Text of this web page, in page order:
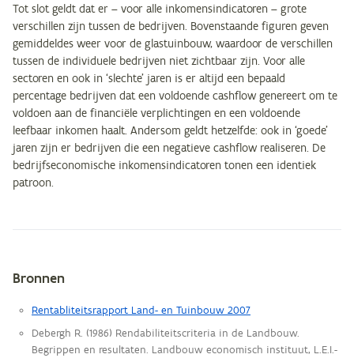
Tot slot geldt dat er – voor alle inkomensindicatoren – grote
verschillen zijn tussen de bedrijven. Bovenstaande figuren geven
gemiddeldes weer voor de glastuinbouw, waardoor de verschillen
tussen de individuele bedrijven niet zichtbaar zijn. Voor alle
sectoren en ook in ‘slechte’ jaren is er altijd een bepaald
percentage bedrijven dat een voldoende cashflow genereert om te
voldoen aan de financiële verplichtingen en een voldoende
leefbaar inkomen haalt. Andersom geldt hetzelfde: ook in ‘goede’
jaren zijn er bedrijven die een negatieve cashflow realiseren. De
bedrijfseconomische inkomensindicatoren tonen een identiek
patroon.
Metagegevens
Bronnen
Rentabliteitsrapport Land- en Tuinbouw 2007
Debergh R. (1986) Rendabiliteitscriteria in de Landbouw.
Begrippen en resultaten. Landbouw economisch instituut, L.E.I.-